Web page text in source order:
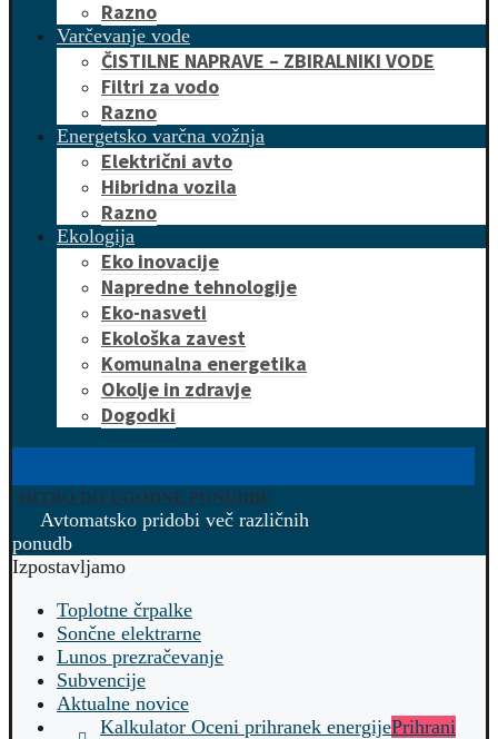
Razno
Varčevanje vode
ČISTILNE NAPRAVE – ZBIRALNIKI VODE
Filtri za vodo
Razno
Energetsko varčna vožnja
Električni avto
Hibridna vozila
Razno
Ekologija
Eko inovacije
Napredne tehnologije
Eko-nasveti
Ekološka zavest
Komunalna energetika
Okolje in zdravje
Dogodki
HITRO DO UGODNE PONUDBE
Avtomatsko pridobi več različnih
ponudb
Izpostavljamo
Toplotne črpalke
Sončne elektrarne
Lunos prezračevanje
Subvencije
Aktualne novice
Kalkulator Oceni prihranek energijePrihrani